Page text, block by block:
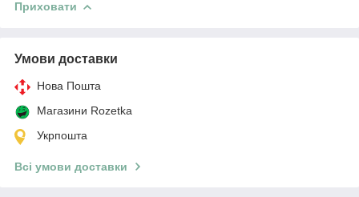
Приховати
Умови доставки
Нова Пошта
Магазини Rozetka
Укрпошта
Всі умови доставки